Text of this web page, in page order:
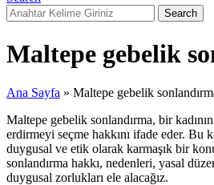
Search
Maltepe gebelik
Ana Sayfa » Maltepe gebelik
Maltepe gebelik sonlandırma, bir
erdirmeyi seçme hakkını ifade eder. Bu
duygusal ve etik olarak karmaşık bir
sonlandırma hakkı, nedenleri, yasal
duygusal zorlukları ele alacağız.